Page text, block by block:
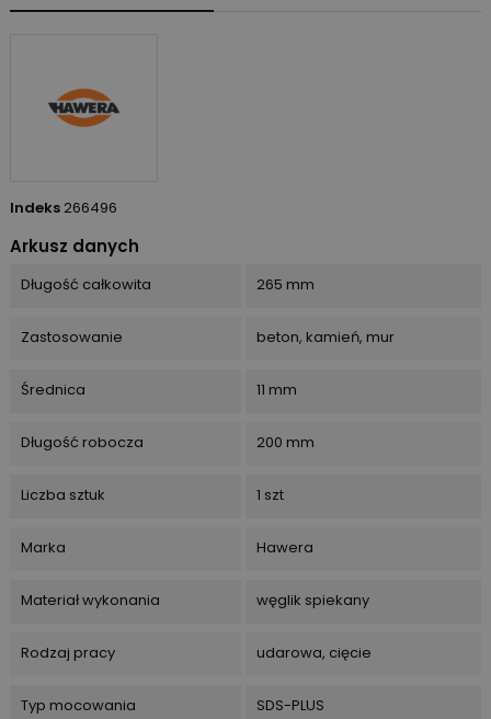
Indeks 266496
Arkusz danych
Długość całkowita 265 mm
Zastosowanie beton, kamień, mur
Średnica 11 mm
Długość robocza 200 mm
Liczba sztuk 1 szt
Marka Hawera
Materiał wykonania węglik spiekany
Rodzaj pracy udarowa, cięcie
Typ mocowania SDS-PLUS